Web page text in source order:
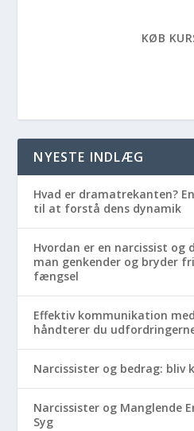
KØB
NYESTE INDLÆG
Hvad er dramatrekanten?
til at forstå dens dynamik
Hvordan er en narcissist og
man genkender og bryder
fængsel
Effektiv kommunikation
håndterer du
Narcissister og bedrag: bliv
Narcissister og Manglende
Syg